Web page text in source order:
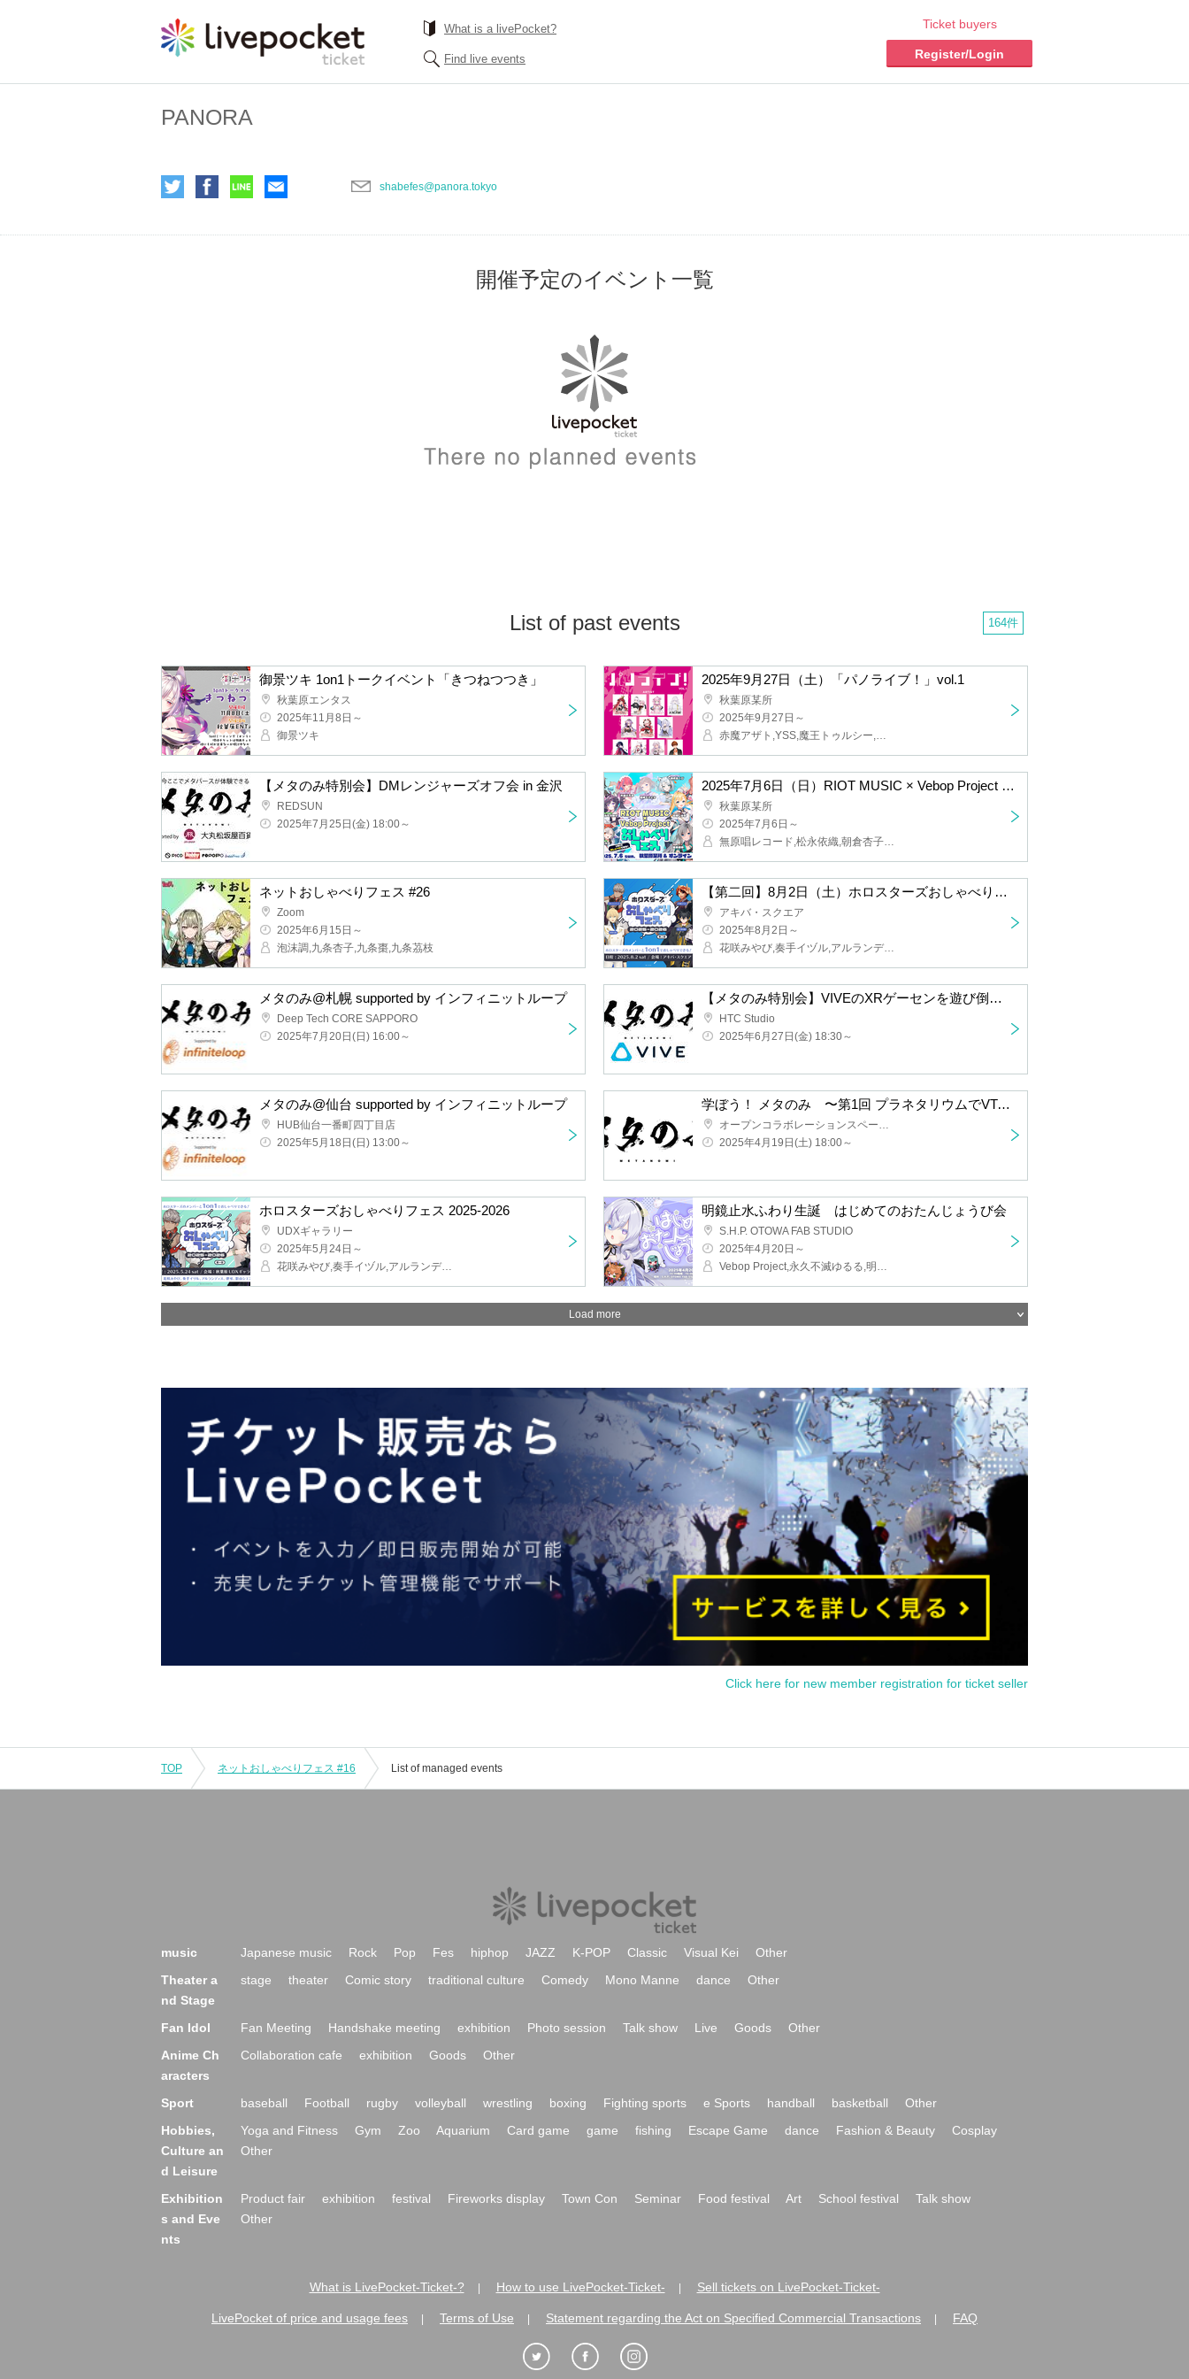
What is a livePocket?
Find live events
Ticket buyers
Register/Login
PANORA
shabefes@panora.tokyo
開催予定のイベント一覧
List of past events 164件
御景ツキ 1on1トークイベント「きつねつつき」
秋葉原エンタス
2025年11月8日～
御景ツキ
2025年9月27日（土）「パノライブ！」vol.1
秋葉原某所
2025年9月27日～
赤魔アザト,YSS,魔王トゥルシー,月白累,二藍しぃあ,数寄屋橋れんげ,明鏡止水ふわり,SZNO,明堂しろね,巻乃もなか,音御光歌
【メタのみ特別会】DMレンジャーズオフ会 in 金沢
REDSUN
2025年7月25日(金) 18:00～
2025年7月6日（日）RIOT MUSIC × Vebop Project おしゃべりフェス
秋葉原某所
2025年7月6日～
無原唱レコード,松永依織,朝倉杏子,皇 美緒奈,白河しらせ,蜜乃木ジル,時庭らんぜ,RIONECTION,胡虎あくび,高細工さとり,矢毒けろる,Vebop Project,数寄屋橋れんげ,二藍しぃあ,微睡いちの,アカシ・ニコ,ミルミカ映々,明鏡止水ふわり
ネットおしゃべりフェス #26
Zoom
2025年6月15日～
泡沫調,九条杏子,九条棗,九条茘枝
【第二回】8月2日（土）ホロスターズおしゃべりフェス 2025-2026 会場：アキバ・スクエア（秋葉原）
アキバ・スクエア
2025年8月2日～
花咲みやび,奏手イヅル,アルランディス,律可,アステル・レダ,岸堂天真,夕刻ロベル,影山シエン,荒咬オウガ,夜十神封魔,羽継烏有,水無世燐央,ホロスターズ
メタのみ@札幌 supported by インフィニットループ
Deep Tech CORE SAPPORO
2025年7月20日(日) 16:00～
【メタのみ特別会】VIVEのXRゲーセンを遊び倒そう！2025 夏の陣
HTC Studio
2025年6月27日(金) 18:30～
メタのみ@仙台 supported by インフィニットループ
HUB仙台一番町四丁目店
2025年5月18日(日) 13:00～
学ぼう！ メタのみ 〜第1回 プラネタリウムでVTuberライブ、その体験設計とは？〜
オープンコラボレーションスペース「LODGE」
2025年4月19日(土) 18:00～
ホロスターズおしゃべりフェス 2025-2026
UDXギャラリー
2025年5月24日～
花咲みやび,奏手イヅル,アルランディス,律可,影山シエン,荒咬オウガ,ホロスターズ
明鏡止水ふわり生誕 はじめてのおたんじょうび会
S.H.P. OTOWA FAB STUDIO
2025年4月20日～
Vebop Project,永久不滅ゆるる,明鏡止水ふわり,カカ・エツボニール,花萌葱スイハ,コインランドリースカッド
Load more
Click here for new member registration for ticket seller
TOP ネットおしゃべりフェス #16 List of managed events
music Japanese music Rock Pop Fes hiphop JAZZ K-POP Classic Visual Kei
Other
Theater a
nd Stage
stage theater Comic story traditional culture Comedy Mono Manne dance Other
Fan Idol Fan Meeting Handshake meeting exhibition Photo session Talk show Live Goods
Other
Anime Ch
aracters
Collaboration cafe exhibition Goods Other
Sport baseball Football rugby volleyball wrestling boxing Fighting sports e Sports handball basketball
Other
Hobbies,
Culture an
d Leisure
Yoga and Fitness Gym Zoo Aquarium Card game game fishing Escape Game dance Fashion & Beauty
Cosplay
Other
Exhibition
s and Eve
nts
Product fair exhibition festival Fireworks display Town Con Seminar Food festival Art School festival
Talk show
Other
What is LivePocket-Ticket-? How to use LivePocket-Ticket- Sell tickets on LivePocket-Ticket-
LivePocket of price and usage fees Terms of Use Statement regarding the Act on Specified Commercial Transactions FAQ